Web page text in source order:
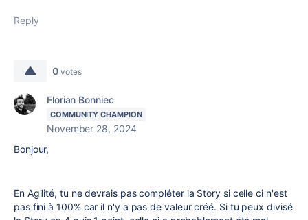
Reply
0 votes
Florian Bonniec
COMMUNITY CHAMPION
November 28, 2024
Bonjour,
En Agilité, tu ne devrais pas compléter la Story si celle ci n'est
pas fini à 100% car il n'y a pas de valeur créé. Si tu peux divisé